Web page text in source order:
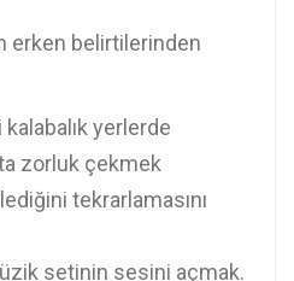
erken belirtilerinden
yerlerde
zorluk çekmek
tekrarlamasını
setinin sesini açmak.